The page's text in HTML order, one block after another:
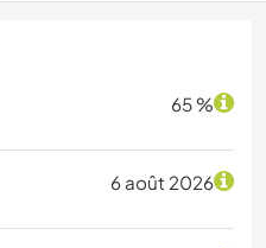
65 %
6 août 2026